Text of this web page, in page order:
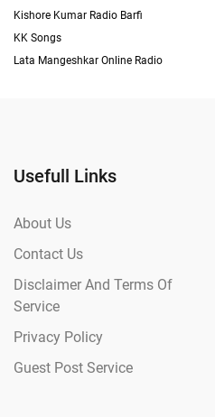
Kishore Kumar Radio Barfi
KK Songs
Lata Mangeshkar Online Radio
Usefull Links
About Us
Contact Us
Disclaimer And Terms Of
Service
Privacy Policy
Guest Post Service